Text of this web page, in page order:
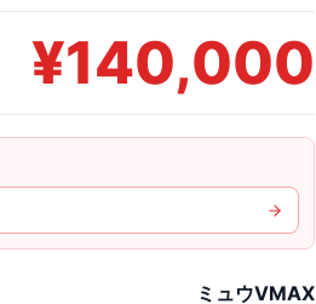
¥140,000
ミュウVMAX